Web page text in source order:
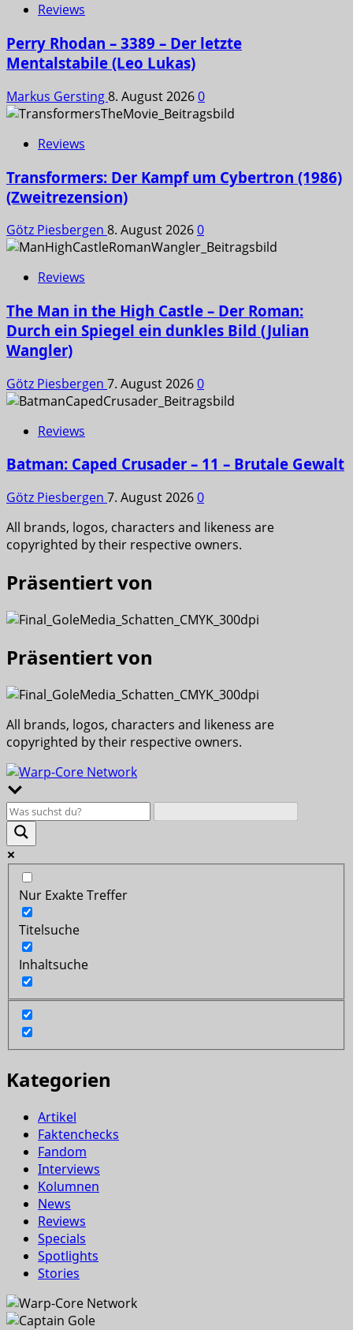
Reviews
Perry Rhodan – 3389 – Der letzte
Mentalstabile (Leo Lukas)
Markus Gersting8. August 20260
Reviews
Transformers: Der Kampf um Cybertron (1986)
(Zweitrezension)
Götz Piesbergen 8. August 20260
Reviews
The Man in the High Castle – Der Roman:
Durch ein Spiegel ein dunkles Bild (Julian
Wangler)
Götz Piesbergen 7. August 20260
Reviews
Batman: Caped Crusader – 11 – Brutale Gewalt
Götz Piesbergen 7. August 20260
All brands, logos, characters and likeness are
copyrighted by their respective owners.
Präsentiert von
Präsentiert von
All brands, logos, characters and likeness are
copyrighted by their respective owners.
Nur Exakte Treffer
Titelsuche
Inhaltsuche
Kategorien
Artikel
Faktenchecks
Fandom
Interviews
Kolumnen
News
Reviews
Specials
Spotlights
Stories